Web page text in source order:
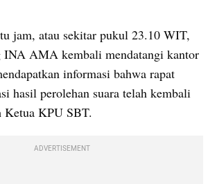
jam, atau sekitar pukul 23.10 WIT,
INA AMA kembali mendatangi kantor
informasi bahwa rapat
hasil perolehan suara telah kembali
KPU SBT.
ADVERTISEMENT